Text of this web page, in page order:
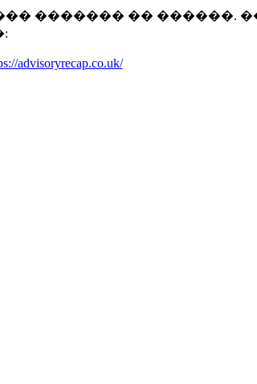
������� �� ������.
advisoryrecap.co.uk/